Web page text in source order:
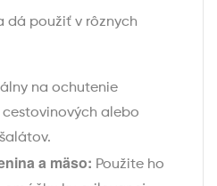
dá použiť v rôznych
na ochutenie
alebo
a mäso: Použite ho